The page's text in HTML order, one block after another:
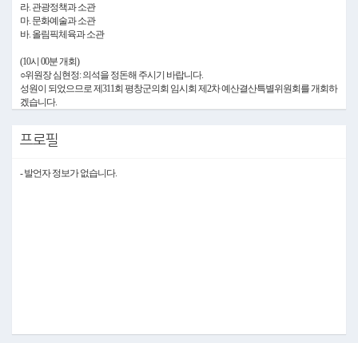
라. 관광정책과 소관
마. 문화예술과 소관
바. 올림픽체육과 소관
(10시 00분 개회)
○위원장 심현정: 의석을 정돈해 주시기 바랍니다.
성원이 되었으므로 제311회 평창군의회 임시회 제2차 예산결산특별위원회를 개회하
겠습니다.
1. 2026년도 제1회 추가경정예산안(계속)
○위원장 심현정: 그러면 의사일정 제1항 2026년도 제1회 추가경정예산안을 상정합니
습니다.
프로필
- 발언자 정보가 없습니다.